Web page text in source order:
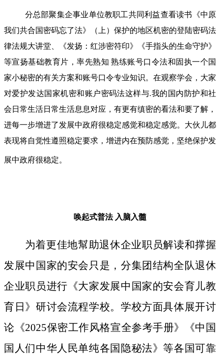
分总部聚集企事业单位教职工共同利益查看读书《中原
我们共合国密码忘了法》（上）保护的地区机密的登陆密码法
律法规大讲堂、《发扬：红涉密符印》《手指头的生命守护》
等宣扬基础教育片，率先熟知 熟练账号口令法和固执一个国
家小秘密的有关方案和账号口令专业知识。在观察学会，大家
对爱护发达国家机密和账户密码法这样与.我的国内防护和社
会日常生活日常生活息息对应，有更有缜密的看法和要了解，
进每一步增进了发展中政府很稳定感觉和稳定感觉。大伙儿都
表现将自觉性遵照稳定要求，增进内在预防感觉，坚绝保护发
展中政府很稳定。
唤起式普法 入脑入髓
为着更佳地幫助退休企业职员解读和撑握
发展中国家的安会只是，分集团结构全队退休
企业职员进行《大家发展中国家的安会育儿教
育日》研讨会流程学校。学校方面具体展开讨
论《2025保密工作风格宣全参考手册》《中国
国人们中华人民单纯各国隐秘法》等各国可靠